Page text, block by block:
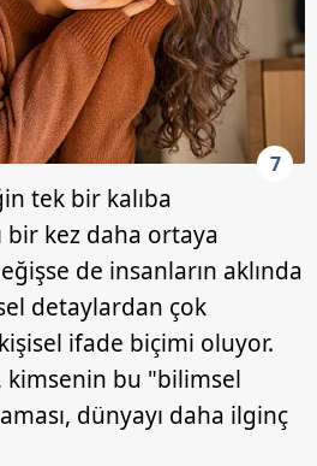
7
tek bir kalıba
bir kez daha ortaya
de insanların aklında
detaylardan çok
ifade biçimi oluyor.
kimsenin bu "bilimsel
dünyayı daha ilginç